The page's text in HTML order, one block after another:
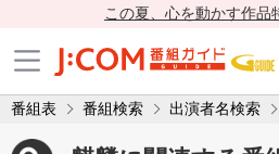
この夏、心を動かす作品
番組表 番組検索 出演者名検索